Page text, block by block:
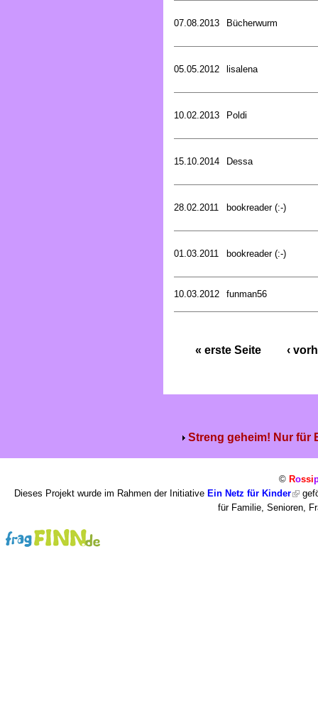
07.08.2013 Bücherwurm
05.05.2012 lisalena
10.02.2013 Poldi
15.10.2014 Dessa
28.02.2011 bookreader (:-)
01.03.2011 bookreader (:-)
10.03.2012 funman56
« erste Seite ‹
Streng geheim! Nur für
© Rossi
Dieses Projekt wurde im Rahmen der Initiative Ein Netz für Kinder
für Familie, Senioren,